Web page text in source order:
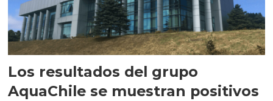
Los resultados del grupo
AquaChile se muestran positivos